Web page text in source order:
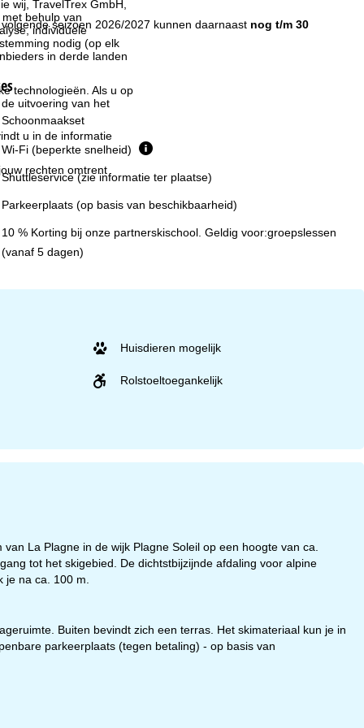
wij, TravelTrex GmbH,
behulp van
individuele
nodig (op elk
in derde landen
technologieën. Als u op
uitvoering van het
u in de informatie
rechten omtrent
seizoen 2026/2027 kunnen daarnaast nog t/m 30
Schoonmaakset
Wi-Fi (beperkte snelheid)
Shuttleservice (zie informatie ter plaatse)
Parkeerplaats (op basis van beschikbaarheid)
10 % Korting bij onze partnerskischool. Geldig voor:groepslessen
(vanaf 5 dagen)
Huisdieren mogelijk
Rolstoeltoegankelijk
La Plagne in de wijk Plagne Soleil op een hoogte van ca.
tot het skigebied. De dichtstbijzijnde afdaling voor alpine
na ca. 100 m.
Buiten bevindt zich een terras. Het skimateriaal kun je in
parkeerplaats (tegen betaling) - op basis van